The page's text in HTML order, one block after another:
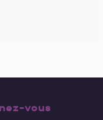
vous